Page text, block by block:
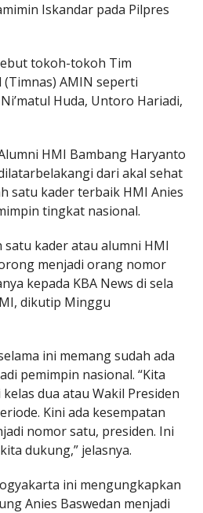
Iskandar pada Pilpres
tokoh-tokoh Tim
AMIN seperti
Huda, Untoro Hariadi,
HMI Bambang Haryanto
dari akal sehat
satu kader terbaik HMI Anies
tingkat nasional.
satu kader atau alumni HMI
menjadi orang nomor
kepada KBA News di sela
dikutip Minggu
ini memang sudah ada
pemimpin nasional. “Kita
dua atau Wakil Presiden
Kini ada kesempatan
nomor satu, presiden. Ini
dukung,” jelasnya.
ini mengungkapkan
Anies Baswedan menjadi